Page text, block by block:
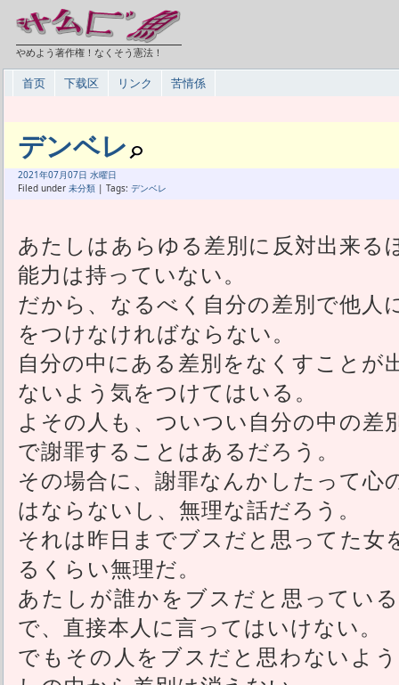
やめよう著作権！なくそう憲法！
首页 下载区 リンク 苦情係
デンベレ
2021年07月07日 水曜日
Filed under 未分類 | Tags: デンベレ
あたしはあらゆる差別に反対出来る
能力は持っていない。
だから、なるべく自分の差別で他人
をつけなければならない。
自分の中にある差別をなくすことが
ないよう気をつけてはいる。
よその人も、ついつい自分の中の差
で謝罪することはあるだろう。
その場合に、謝罪なんかしたって心
はならないし、無理な話だろう。
それは昨日までブスだと思ってた女
るくらい無理だ。
あたしが誰かをブスだと思ってい
で、直接本人に言ってはいけない。
でもその人をブスだと思わないよ